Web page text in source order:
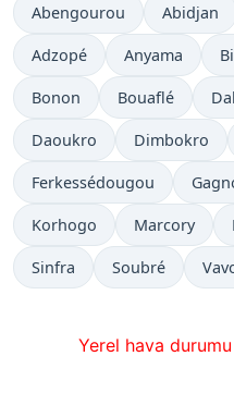
Abengourou Abidjan
Adzopé Anyama
Bonon Bouaflé
Daoukro Dimbokro
Ferkessédougou
Korhogo Marcory
Sinfra Soubré
Yerel hava